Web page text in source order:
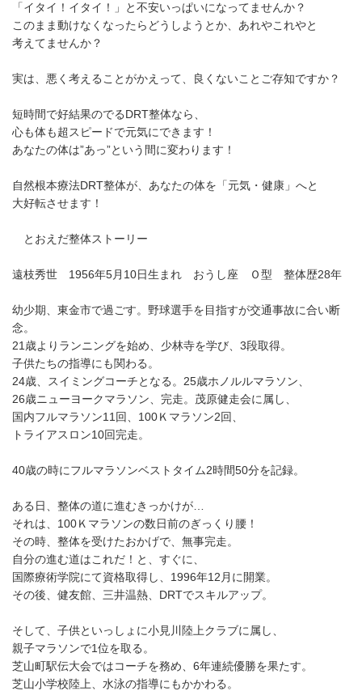
「イタイ！イタイ！」と不安いっぱいになってませんか？
このまま動けなくなったらどうしようとか、あれやこれやと
考えてませんか？
実は、悪く考えることがかえって、良くないことご存知ですか？
短時間で好結果のでるDRT整体なら、
心も体も超スピードで元気にできます！
あなたの体は”あっ”という間に変わります！
自然根本療法DRT整体が、あなたの体を「元気・健康」へと
大好転させます！
とおえだ整体ストーリー
遠枝秀世 1956年5月10日生まれ おうし座 Ｏ型 整体歴28年
幼少期、東金市で過ごす。野球選手を目指すが交通事故に合い断
念。
21歳よりランニングを始め、少林寺を学び、3段取得。
子供たちの指導にも関わる。
24歳、スイミングコーチとなる。25歳ホノルルマラソン、
26歳ニューヨークマラソン、完走。茂原健走会に属し、
国内フルマラソン11回、100Ｋマラソン2回、
トライアスロン10回完走。
40歳の時にフルマラソンベストタイム2時間50分を記録。
ある日、整体の道に進むきっかけが…
それは、100Ｋマラソンの数日前のぎっくり腰！
その時、整体を受けたおかげで、無事完走。
自分の進む道はこれだ！と、すぐに、
国際療術学院にて資格取得し、1996年12月に開業。
その後、健友館、三井温熱、DRTでスキルアップ。
そして、子供といっしょに小見川陸上クラブに属し、
親子マラソンで1位を取る。
芝山町駅伝大会ではコーチを務め、6年連続優勝を果たす。
芝山小学校陸上、水泳の指導にもかかわる。